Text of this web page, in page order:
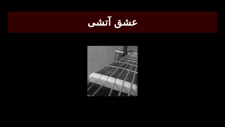
عشق آتشی